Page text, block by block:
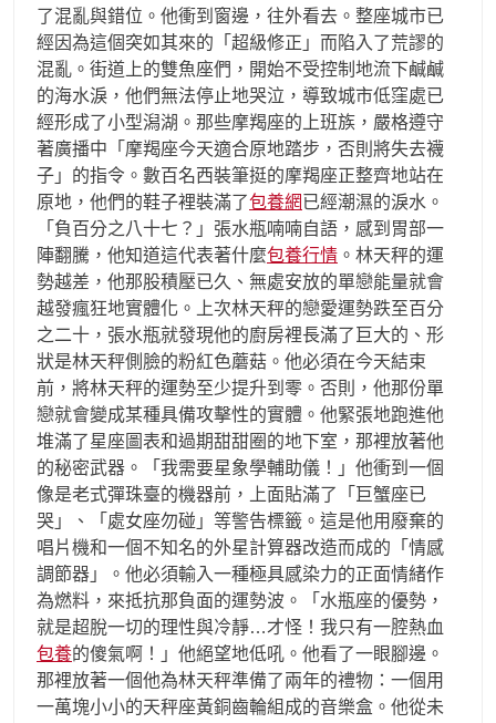
了混亂與錯位。他衝到窗邊，往外看去。整座城市已
經因為這個突如其來的「超級修正」而陷入了荒謬的
混亂。街道上的雙魚座們，開始不受控制地流下鹹鹹
的海水淚，他們無法停止地哭泣，導致城市低窪處已
經形成了小型潟湖。那些摩羯座的上班族，嚴格遵守
著廣播中「摩羯座今天適合原地踏步，否則將失去襪
子」的指令。數百名西裝筆挺的摩羯座正整齊地站在
原地，他們的鞋子裡裝滿了包養網 已經潮濕的淚水。
「負百分之八十七？」張水瓶喃喃自語，感到胃部一
陣翻騰，他知道這代表著什麼包養行情 。林天秤的運
勢越差，他那股積壓已久、無處安放的單戀能量就會
越發瘋狂地實體化。上次林天秤的戀愛運勢跌至百分
之二十，張水瓶就發現他的廚房裡長滿了巨大的、形
狀是林天秤側臉的粉紅色蘑菇。他必須在今天結束
前，將林天秤的運勢至少提升到零。否則，他那份單
戀就會變成某種具備攻擊性的實體。他緊張地跑進他
堆滿了星座圖表和過期甜甜圈的地下室，那裡放著他
的秘密武器。「我需要星象學輔助儀！」他衝到一個
像是老式彈珠臺的機器前，上面貼滿了「巨蟹座已
哭」、「處女座勿碰」等警告標籤。這是他用廢棄的
唱片機和一個不知名的外星計算器改造而成的「情感
調節器」。他必須輸入一種極具感染力的正面情緒作
為燃料，來抵抗那負面的運勢波。「水瓶座的優勢，
就是超脫一切的理性與冷靜…才怪！我只有一腔熱血
包養的傻氣啊！」他絕望地低吼。他看了一眼腳邊。
那裡放著一個他為林天秤準備了兩年的禮物：一個用
一萬塊小小的天秤座黃銅齒輪組成的音樂盒。他從未